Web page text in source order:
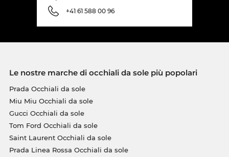
+41 61 588 00 96
Le nostre marche di occhiali da sole più popolari
Prada Occhiali da sole
Miu Miu Occhiali da sole
Gucci Occhiali da sole
Tom Ford Occhiali da sole
Saint Laurent Occhiali da sole
Prada Linea Rossa Occhiali da sole